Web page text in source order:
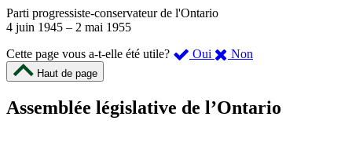
Parti progressiste-conservateur de l'Ontario
4 juin 1945 – 2 mai 1955
Cette page vous a-t-elle été utile?
Oui ,
été
Non
m’a
Haut de page
Assemblée législative de l’Ontario